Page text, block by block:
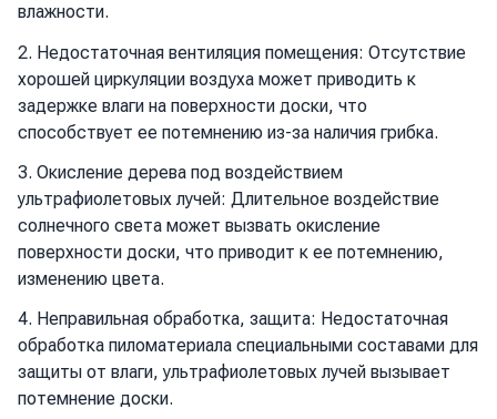
влажности.
2. Недостаточная вентиляция помещения: Отсутствие
хорошей циркуляции воздуха может приводить к
задержке влаги на поверхности доски, что
способствует ее потемнению из-за наличия грибка.
3. Окисление дерева под воздействием
ультрафиолетовых лучей: Длительное воздействие
солнечного света может вызвать окисление
поверхности доски, что приводит к ее потемнению,
изменению цвета.
4. Неправильная обработка, защита: Недостаточная
обработка пиломатериала специальными составами для
защиты от влаги, ультрафиолетовых лучей вызывает
потемнение доски.